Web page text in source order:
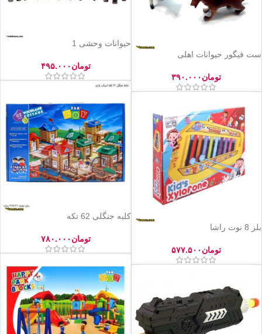
حیوانات وحشی 1
تومان ۴۹۵.۰۰۰
ست فیگور حیوانات اهلی
تومان ۳۹۰.۰۰۰
کلبه جنگلی 62 تکه
تومان ۷۸۰.۰۰۰
بلز 8 نوت راشا
تومان ۵۷۷.۵۰۰